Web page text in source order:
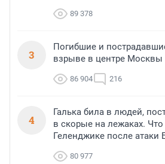
89 378
3
Погибшие и
взрыве в центре Москвы
86 904 216
4
Галька била в людей,
в скорые на лежаках.
Геленджике после атаки
80 977